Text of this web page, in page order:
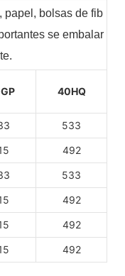
papel, bolsas de fib
se embalar
40HQ
533
492
533
492
492
492